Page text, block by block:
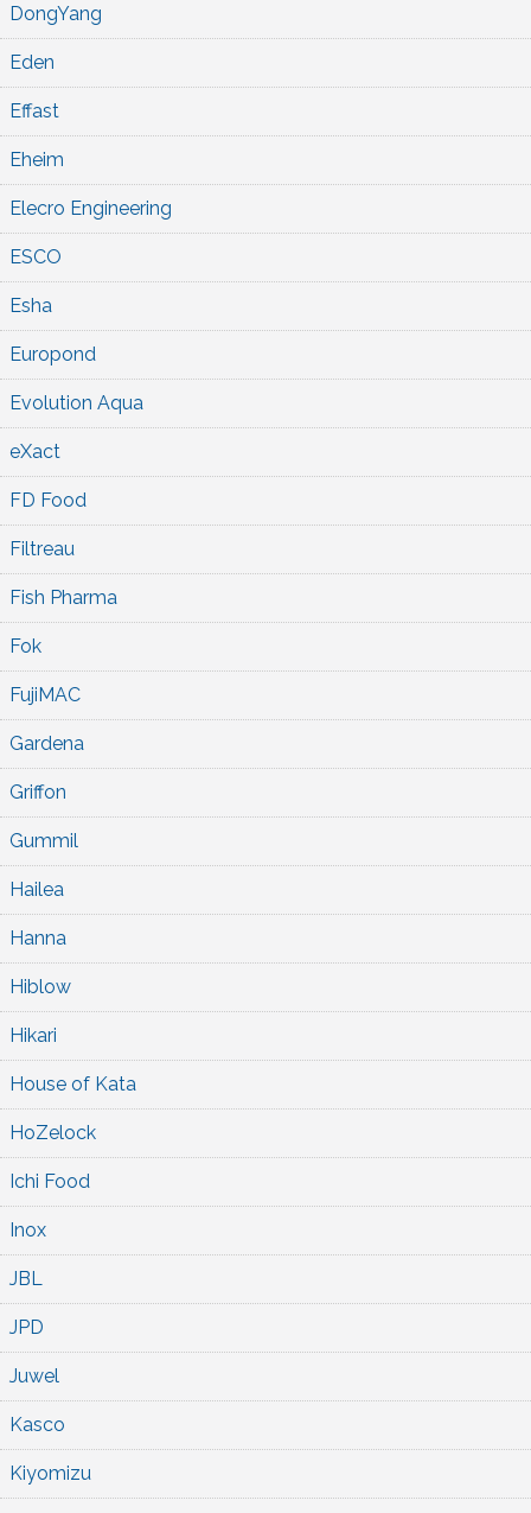
DongYang
Eden
Effast
Eheim
Elecro Engineering
ESCO
Esha
Europond
Evolution Aqua
eXact
FD Food
Filtreau
Fish Pharma
Fok
FujiMAC
Gardena
Griffon
Gummil
Hailea
Hanna
Hiblow
Hikari
House of Kata
HoZelock
Ichi Food
Inox
JBL
JPD
Juwel
Kasco
Kiyomizu